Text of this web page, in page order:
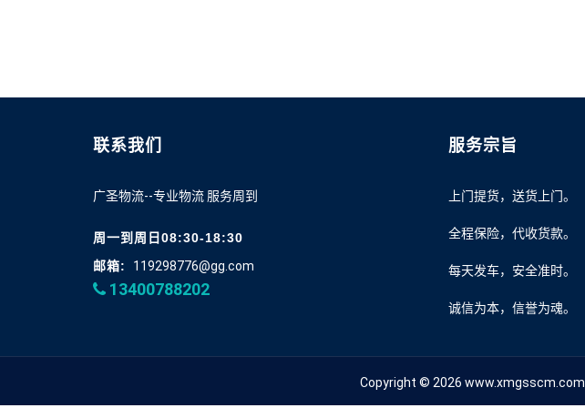
联系我们
广圣物流--专业物流 服务周到
周一到周日08:30-18:30
邮箱:
119298776@gg.com
13400788202
服务宗旨
上门提货，送货上门。
全程保险，代收货款。
每天发车，安全准时。
诚信为本，信誉为魂。
Copyright © 2026 www.xmgsscm.com